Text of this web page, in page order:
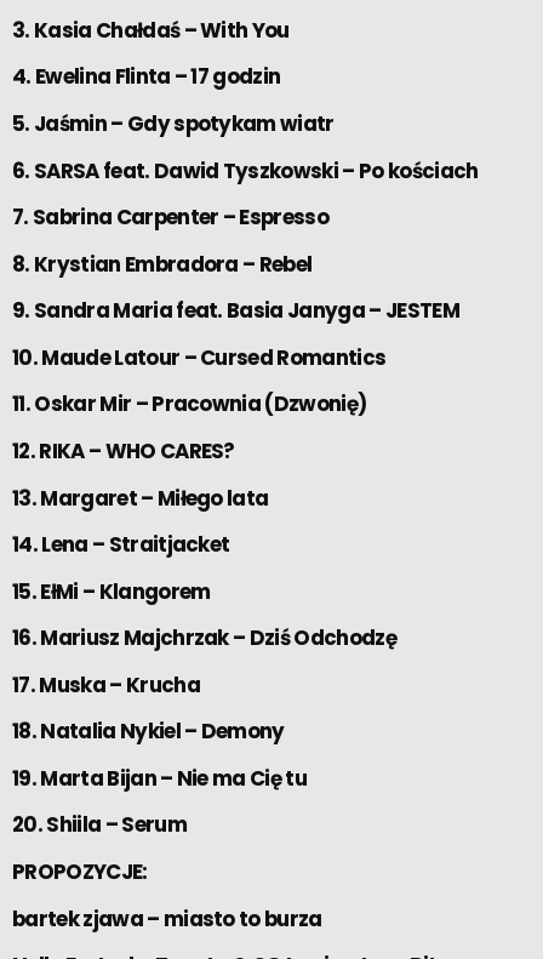
3. Kasia Chałdaś – With You
4. Ewelina Flinta – 17 godzin
5. Jaśmin – Gdy spotykam wiatr
6. SARSA feat. Dawid Tyszkowski – Po kościach
7. Sabrina Carpenter – Espresso
8. Krystian Embradora – Rebel
9. Sandra Maria feat. Basia Janyga – JESTEM
10. Maude Latour – Cursed Romantics
11. Oskar Mir – Pracownia (Dzwonię)
12. RIKA – WHO CARES?
13. Margaret – Miłego lata
14. Lena – Straitjacket
15. EłMi – Klangorem
16. Mariusz Majchrzak – Dziś Odchodzę
17. Muska – Krucha
18. Natalia Nykiel – Demony
19. Marta Bijan – Nie ma Cię tu
20. Shiila – Serum
PROPOZYCJE:
bartek zjawa – miasto to burza